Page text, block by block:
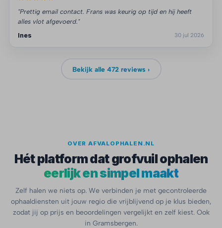
"Prettig email contact. Frans was keurig op tijd en hij heeft
alles vlot afgevoerd."
Ines
30 jul 2026
Bekijk alle 472 reviews ›
OVER AFVALOPHALEN.NL
Hét platform dat grofvuil ophalen
eerlijk en simpel maakt
Zelf halen we niets op. We verbinden je met gecontroleerde
ophaaldiensten uit jouw regio die vrijblijvend op je klus bieden,
zodat jij op prijs en beoordelingen vergelijkt en zelf kiest. Ook
in Gramsbergen.